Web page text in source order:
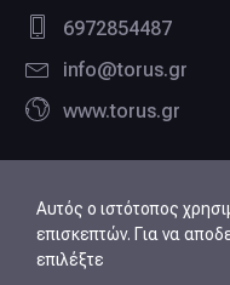
6972854487
info@torus.gr
www.torus.gr
Αυτός ο ιστότοπος
επισκεπτών. Για να
επιλέξτε